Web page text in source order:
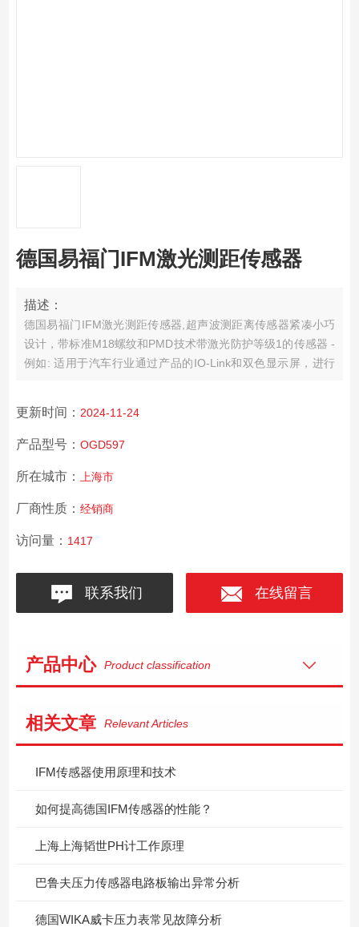
德国易福门IFM激光测距传感器
描述：
德国易福门IFM激光测距传感器,超声波测距离传感器紧凑小巧
设计，带标准M18螺纹和PMD技术带激光防护等级1的传感器 -
例如: 适用于汽车行业通过产品的IO-Link和双色显示屏，进行
更新时间： 2024-11-24
产品型号： OGD597
所在城市： 上海市
厂商性质： 经销商
访问量： 1417
联系我们 在线留言
产品中心 Product classification
相关文章 Relevant Articles
IFM传感器使用原理和技术
如何提高德国IFM传感器的性能？
上海上海韬世PH计工作原理
巴鲁夫压力传感器电路板输出异常分析
德国WIKA威卡压力表常见故障分析